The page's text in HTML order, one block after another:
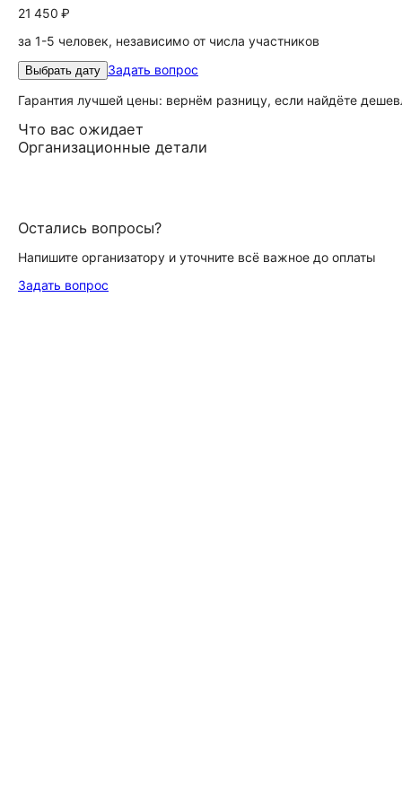
21 450 ₽
за 1-5 человек, независимо от числа участников
Выбрать дату Задать вопрос
Гарантия лучшей цены: вернём разницу, если найдёте
Что вас ожидает
Организационные детали
Остались вопросы?
Напишите организатору и уточните всё важное до оплаты
Задать вопрос